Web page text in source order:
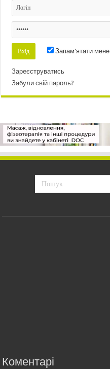
Запам'ятати мене
Зареєструватись
Забули свій пароль?
Коментарі